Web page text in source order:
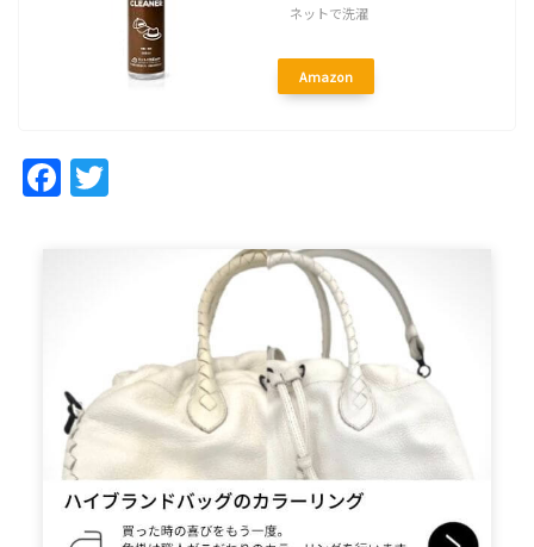
ネットで洗濯
Amazon
Facebook